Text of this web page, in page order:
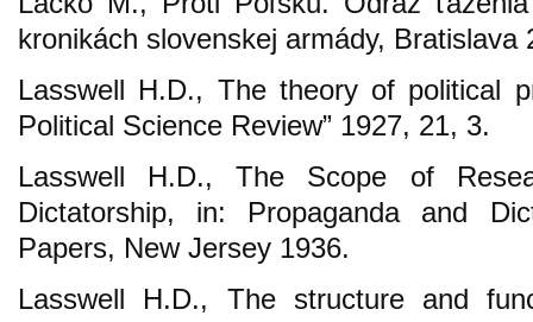
kronikách slovenskej armády, Bratislava
Lasswell H.D., The theory of political
Political Science Review” 1927, 21, 3.
Lasswell H.D., The Scope of
Dictatorship, in: Propaganda and
Papers, New Jersey 1936.
Lasswell H.D., The structure and